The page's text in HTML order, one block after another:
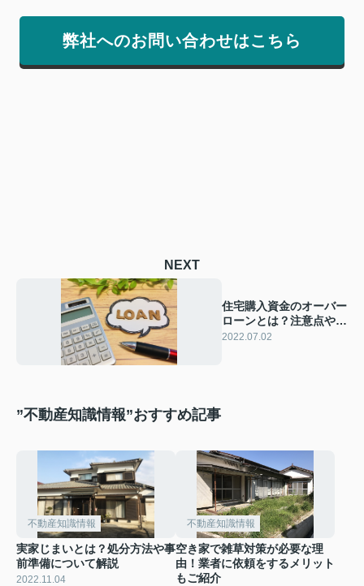
弊社へのお問い合わせはこちら
NEXT
住宅購入資金のオーバー
ローンとは？注意点やリ
スクをご紹介
2022.07.02
”不動産知識情報”おすすめ記事
不動産知識情報
実家じまいとは？処分方法や事
前準備について解説
2022.11.04
不動産知識情報
空き家で雑草対策が必要な理
由！業者に依頼をするメリット
もご紹介